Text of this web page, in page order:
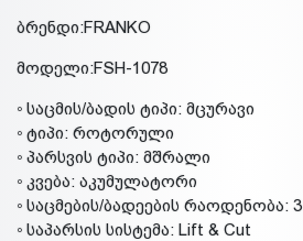
ბრენდი:FRANKO
მოდელი:FSH-1078
◦ საცმის/ბადის ტიპი: მცურავი
◦ ტიპი: როტორული
◦ პარსვის ტიპი: მშრალი
◦ კვება: აკუმულატორი
◦ საცმების/ბადეების რაოდენობა: 3
◦ საპარსის სისტემა: Lift & Cut